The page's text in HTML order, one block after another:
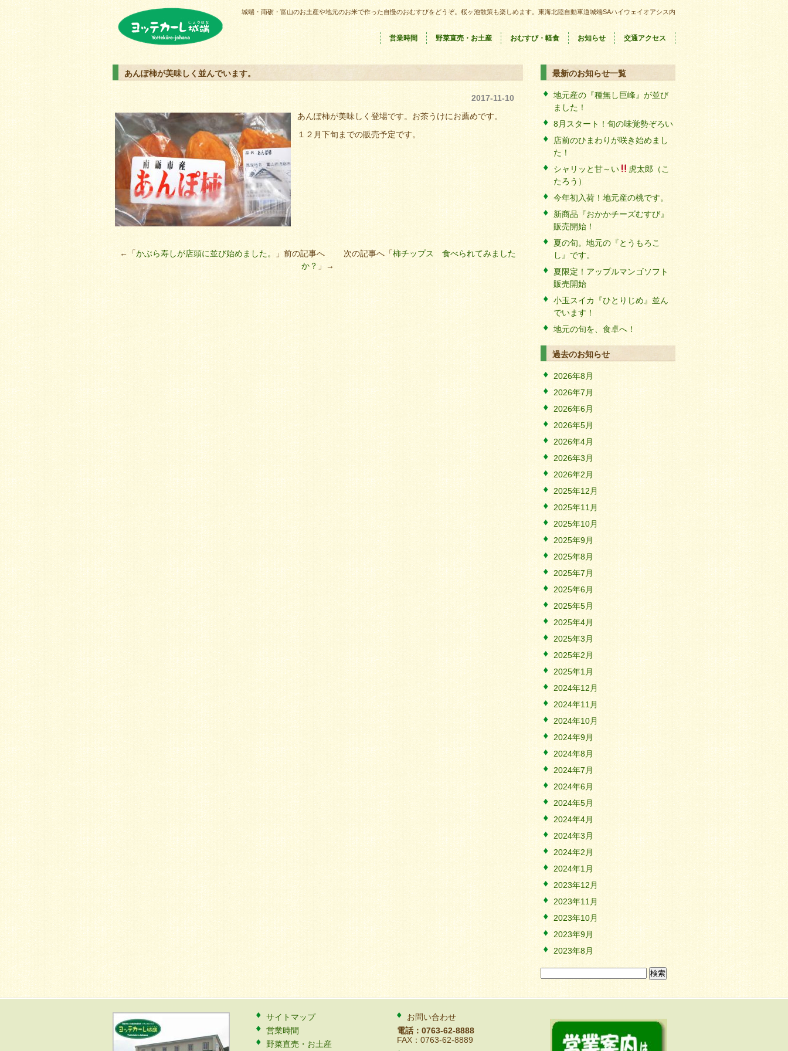
城端・南砺・富山のお土産や地元のお米で作った自慢のおむすびをどうぞ。桜ヶ池散策も楽しめます。東海北陸自動車道城端SAハイウェイオアシス内
営業時間 野菜直売・お土産 おむすび・軽食 お知らせ 交通アクセス
あんぽ柿が美味しく並んでいます。
2017-11-10
あんぽ柿が美味しく登場です。お茶うけにお薦めです。
１２月下旬までの販売予定です。
←「かぶら寿しが店頭に並び始めました。 」前の記事へ 次の記事へ「柿チップス 食べられてみました
か？ 」→
最新のお知らせ一覧
地元産の『種無し巨峰』が並び
ました！
8月スタート！旬の味覚勢ぞろい
店前のひまわりが咲き始めまし
た！
シャリッと甘～い
虎太郎（こ
たろう）
今年初入荷！地元産の桃です。
新商品『おかかチーズむすび』
販売開始！
夏の旬。地元の『とうもろこ
し』です。
夏限定！アップルマンゴソフト
販売開始
小玉スイカ『ひとりじめ』並ん
でいます！
地元の旬を、食卓へ！
過去のお知らせ
2026年8月
2026年7月
2026年6月
2026年5月
2026年4月
2026年3月
2026年2月
2025年12月
2025年11月
2025年10月
2025年9月
2025年8月
2025年7月
2025年6月
2025年5月
2025年4月
2025年3月
2025年2月
2025年1月
2024年12月
2024年11月
2024年10月
2024年9月
2024年8月
2024年7月
2024年6月
2024年5月
2024年4月
2024年3月
2024年2月
2024年1月
2023年12月
2023年11月
2023年10月
2023年9月
2023年8月
索:
サイトマップ
営業時間
野菜直売・お土産
お問い合わせ
電話：0763-62-8888
FAX：0763-62-8889